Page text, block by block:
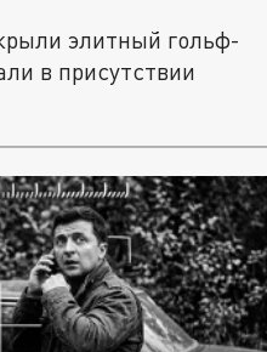
элитный гольф-
в присутствии